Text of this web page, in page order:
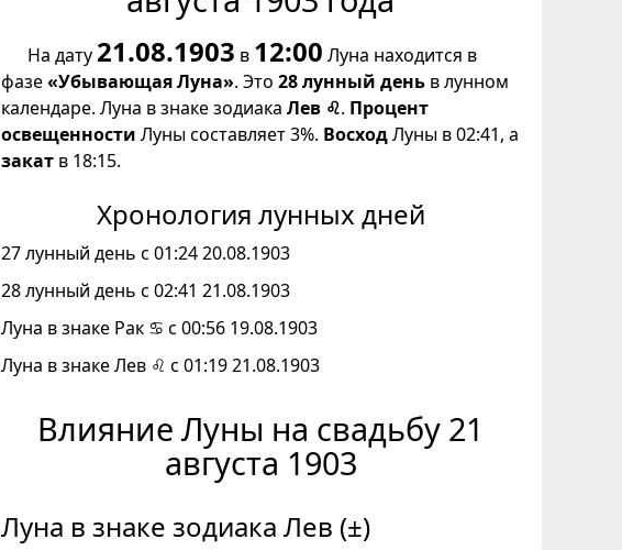
На дату 21.08.1903 в 12:00 Луна находится в
фазе«Убывающая Луна». Это 28 лунный день в лунном
календаре. Луна в знаке зодиака Лев ♌. Процент
освещенности Луны составляет 3%. ВосходЛуны в 02:41, а
закат в 18:15.
Хронология лунных дней
27 лунный день с 01:24 20.08.1903
28 лунный день с 02:41 21.08.1903
Луна в знаке Рак ♋ с 00:56 19.08.1903
Луна в знаке Лев ♌ с 01:19 21.08.1903
Влияние Луны на свадьбу 21
августа 1903
Луна в знаке зодиака Лев (±)